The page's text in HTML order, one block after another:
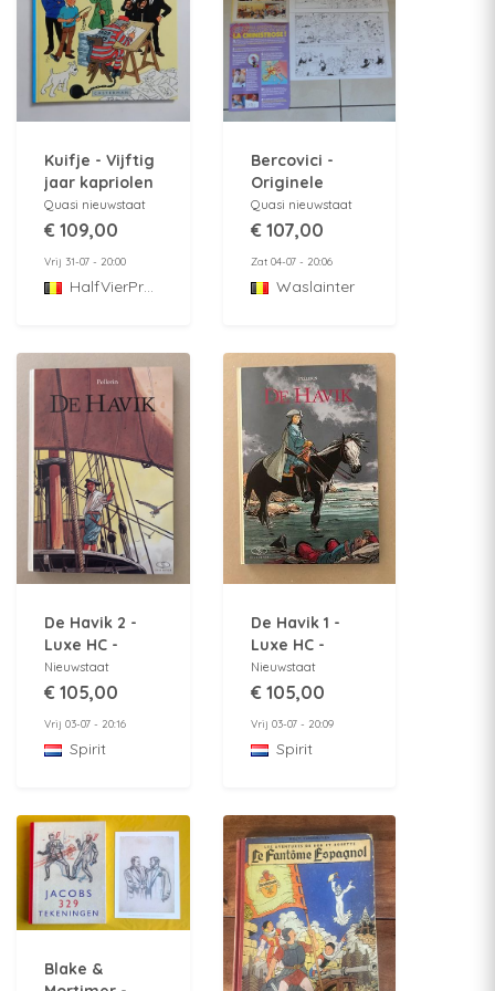
Kuifje - Vijftig
jaar kapriolen
aan de ketting
- 750 ex.-
HC - 1e druk -
1978
Quasi nieuwstaat
€ 109,00
Vrij 31-07 - 20:00
HalfVierProduction
Bercovici -
Originele
plaat "De Psy"
Quasi nieuwstaat
€ 107,00
Zat 04-07 - 20:06
Waslainter
De Havik 2 -
Luxe HC -
Groot formaat
- 1e druk 1999
Nieuwstaat
€ 105,00
Vrij 03-07 - 20:16
Spirit
De Havik 1 -
Luxe HC -
Groot formaat
- 1e druk 1998
Nieuwstaat
€ 105,00
Vrij 03-07 - 20:09
Spirit
Blake &